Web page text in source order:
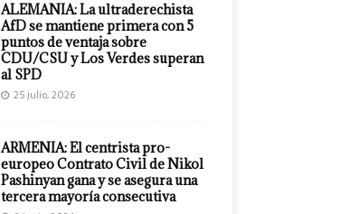
ALEMANIA: La ultraderechista
AfD se mantiene primera con 5
puntos de ventaja sobre
CDU/CSU y Los Verdes superan
al SPD
25 julio, 2026
ARMENIA: El centrista pro-
europeo Contrato Civil de Nikol
Pashinyan gana y se asegura una
tercera mayoría consecutiva